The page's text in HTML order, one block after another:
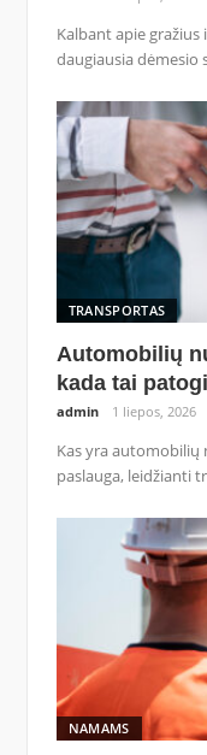
Kalbant apie
daugiausia dėmesio
TRANSPORTAS
Automobilių
kada tai
admin 1 liepos, 2026
Kas yra
paslauga, leidžianti
NAMAMS